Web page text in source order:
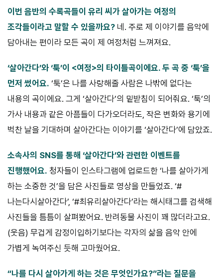
이번 음반의 수록곡들이 유리 씨가 살아가는 여정의
조각들이라고 말할 수 있을까요? 네. 주로 제 이야기를 음악에
담아내는 편이라 모든 곡이 제 여정처럼 느껴져요.
‘살아간다’와 ‘툭’이 <여정>의 타이틀곡이에요. 두 곡 중 ‘툭’을
먼저 썼어요. ‘툭’은 나를 사랑해줄 사람은 나밖에 없다는
내용의 곡이에요. 그게 ‘살아간다’의 밑받침이 되어줘요. ‘툭’의
가사 내용과 같은 아픔들이 다가오더라도, 작은 변화와 용기에
벅찬 날을 기대하며 살아간다는 이야기를 ‘살아간다’에 담았죠.
소속사의 SNS를 통해 ‘살아간다’와 관련한 이벤트를
진행했어요. 청자들이 인스타그램에 업로드한 ‘나를 살아가게
하는 소중한 것’을 담은 사진들로 영상을 만들었죠. ‘#
나는다시살아간다’, ‘#최유리살아간다’라는 해시태그를 검색해
사진들을 틈틈이 살펴봤어요. 반려동물 사진이 꽤 많더라고요.
(웃음) 무겁게 감정이입하기보다는 각자의 삶을 음악 안에
가볍게 녹여주신 듯해 고마웠어요.
“나를 다시 살아가게 하는 것은 무엇인가요?”라는 질문을